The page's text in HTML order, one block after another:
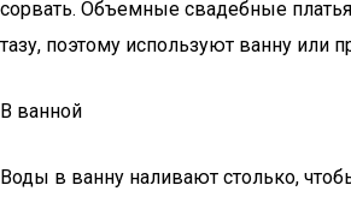
сорвать. Объемные свадебные
тазу, поэтому используют ванну или
В ванной
Воды в ванну наливают столько,